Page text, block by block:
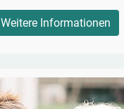
Weitere Informationen